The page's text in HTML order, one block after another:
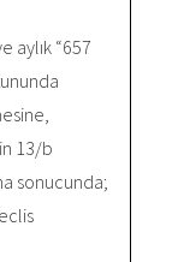
aylık “657
13/b
sonucunda;